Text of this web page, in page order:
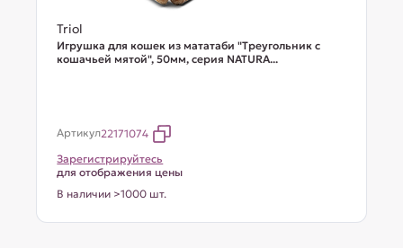
Triol
Игрушка для кошек из мататаби "Треугольник с
кошачьей мятой", 50мм, серия NATURA...
Артикул22171074
Зарегистрируйтесь
для отображения цены
В наличии >1000 шт.